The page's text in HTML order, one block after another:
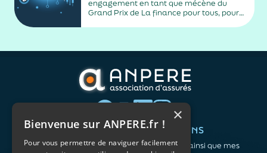
engagement en tant que mécène du
Grand Prix de La finance pour tous, pour
les meilleures productions pédagogiques
QUI SOMMES-NOUS ?
L'association
VOS BESOINS
Me protéger ainsi que mes
×
Bienvenue sur ANPERE.fr !
Pour vous permettre de naviguer facilement